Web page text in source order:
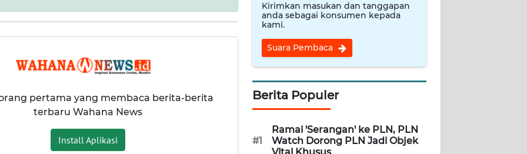
pertama yang membaca berita-berita
terbaru Wahana News
Install Aplikasi
Kirimkan masukan dan tanggapan
anda sebagai konsumen kepada
kami.
Suara Pembaca
Berita Populer
#1
Ramai 'Serangan' ke PLN, PLN
Watch Dorong PLN Jadi Objek